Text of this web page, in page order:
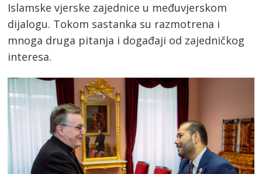
Islamske vjerske zajednice u međuvjerskom
dijalogu. Tokom sastanka su razmotrena i
mnoga druga pitanja i događaji od zajedničkog
interesa.